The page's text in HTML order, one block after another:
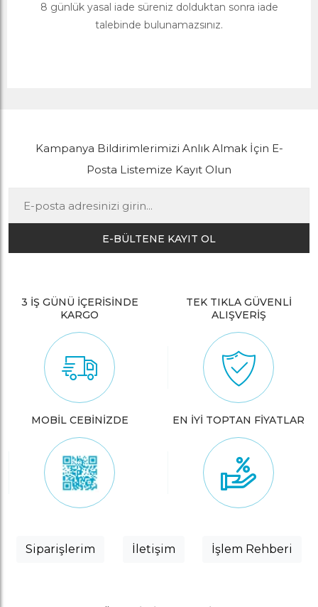
8 günlük yasal iade süreniz dolduktan sonra iade
talebinde bulunamazsınız.
Kampanya Bildirimlerimizi Anlık Almak İçin E-
Posta Listemize Kayıt Olun
E-BÜLTENE KAYIT OL
3 İŞ GÜNÜ İÇERİSİNDE
KARGO
TEK TIKLA GÜVENLİ
ALIŞVERİŞ
MOBİL CEBİNİZDE EN İYİ TOPTAN FİYATLAR
Siparişlerim İletişim İşlem Rehberi